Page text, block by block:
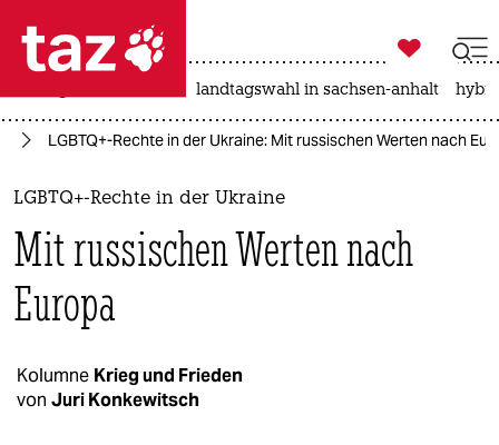
 taz zahl ich
taz zahl ich
themen
politik
öko
kultur

taz zahl ich
landtagswahl in sachsen-anhalt
LGBTQ+-Rechte in der Ukraine: Mit russischen Werten nach
LGBTQ+-Rechte in der Ukraine
Mit russischen Werten nach
Europa
Kolumne Krieg und Frieden
von Juri Konkewitsch